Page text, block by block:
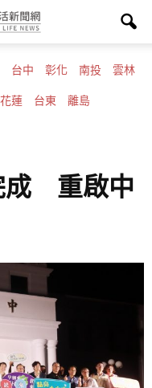
台中 彰化 南投 雲林
花蓮 台東 離島
成 重啟中